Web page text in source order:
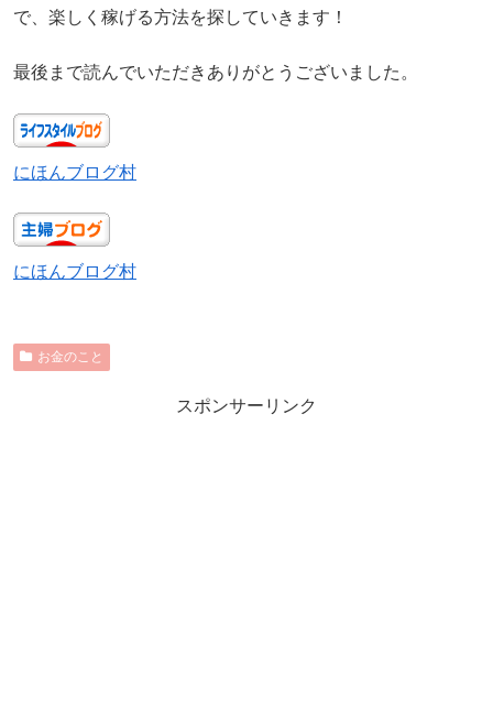
で、楽しく稼げる方法を探していきます！
最後まで読んでいただきありがとうございました。
にほんブログ村
にほんブログ村
お金のこと
スポンサーリンク